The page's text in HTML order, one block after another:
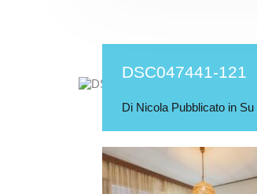
DSC047441-121
Di Nicola Pubblicato in Su